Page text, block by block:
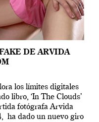
DE ARVIDA
los límites digitales
libro, ‘In The Clouds’
fotógrafa Arvida
ha dado un nuevo giro